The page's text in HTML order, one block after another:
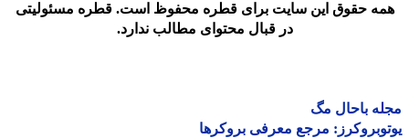
حقوق این سایت برای قطره محفوظ است. قطره مسئولیتی
در قبال محتوای مطالب ندارد.
باحال مگ
مرجع معرفی بروکرها